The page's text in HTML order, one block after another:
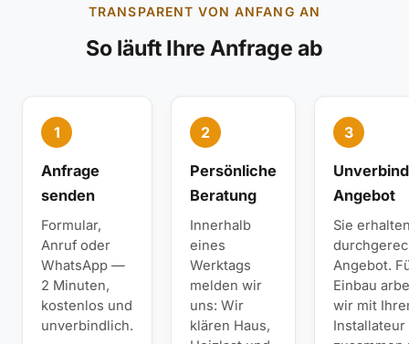
TRANSPARENT VON ANFANG AN
So läuft Ihre Anfrage ab
1
Anfrage
senden
Formular,
Anruf oder
WhatsApp —
2 Minuten,
kostenlos und
unverbindlich.
2
Persönliche
Beratung
Innerhalb
eines
Werktags
melden wir
uns: Wir
klären Haus,
3
Angebot
Sie
Angebot.
Einbau
wir mit
Installateur